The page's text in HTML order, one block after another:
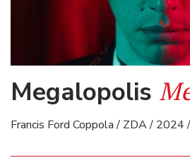
Megalopolis
Francis Ford Coppola / ZDA / 2024